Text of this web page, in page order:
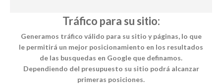
Tráfico para su sitio:
Generamos tráfico válido para su sitio y páginas, lo que
le permitirá un mejor posicionamiento en los resultados
de las busquedas en Google que definamos.
Dependiendo del presupuesto su sitio podrá alcanzar
primeras posiciones.